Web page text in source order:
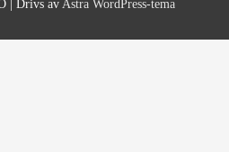
| Drivs av Astra WordPress-tema